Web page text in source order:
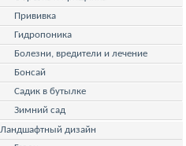
Прививка
Гидропоника
Болезни, вредители и лечение
Бонсай
Садик в бутылке
Зимний сад
Ландшафтный дизайн